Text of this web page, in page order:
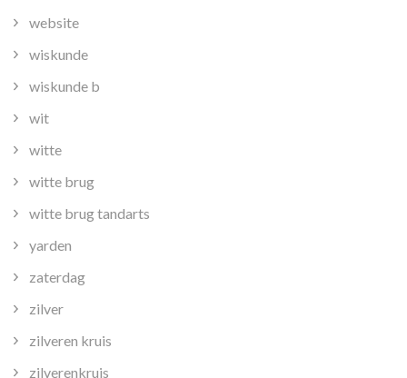
website
wiskunde
wiskunde b
wit
witte
witte brug
witte brug tandarts
yarden
zaterdag
zilver
zilveren kruis
zilverenkruis